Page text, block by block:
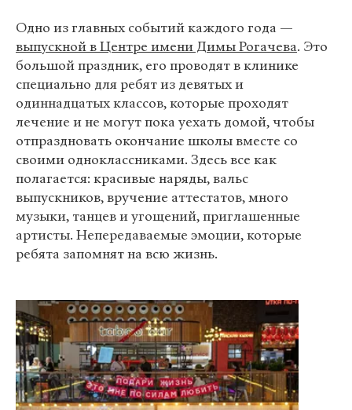
Одно из главных событий каждого года —
выпускной в Центре имени Димы Рогачева. Это
большой праздник, его проводят в клинике
специально для ребят из девятых и
одиннадцатых классов, которые проходят
лечение и не могут пока уехать домой, чтобы
отпраздновать окончание школы вместе со
своими одноклассниками. Здесь все как
полагается: красивые наряды, вальс
выпускников, вручение аттестатов, много
музыки, танцев и угощений, приглашенные
артисты. Непередаваемые эмоции, которые
ребята запомнят на всю жизнь.